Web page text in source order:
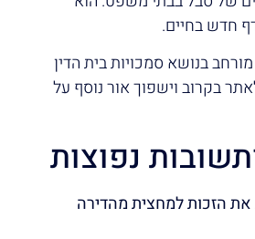
חדש בחיים.
בנושא סמכויות בית הדין
בקרוב וישפוך אור נוסף על
נפוצות
הזכות למחצית מהדירה